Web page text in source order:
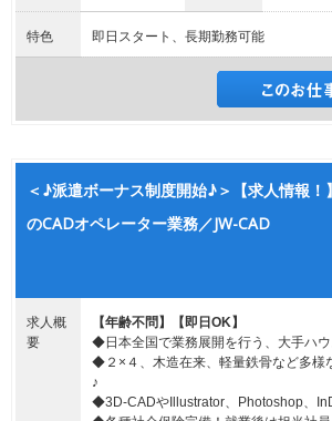
特色 即日スタート、長期勤務可能
＜♪派遣ボーナス制度開始♪＞【求人情報
のCADオペレーター業務／JW-CAD
求人概
要
【年齢不問】【即日OK】
◆日本全国で業務展開を行う、大手ハ
◆２×４、木造在来、軽量鉄骨など多様
♪
◆3D-CADやIllustrator、Photoshop、